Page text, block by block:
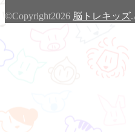
©Copyright2026 脳トレキッズ